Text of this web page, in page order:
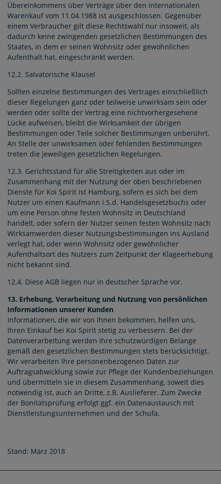
Übereinkommens über Verträge über den internationalen
Warenkauf vom 11.04.1988 ist ausgeschlossen. Gegenüber
einem Verbraucher gilt diese Rechtswahl nur insoweit, als
dadurch keine zwingenden gesetzlichen Bestimmungen des
Staates, in dem er seinen Wohnsitz oder gewöhnlichen
Aufenthalt hat, eingeschränkt werden.
12.2. Salvatorische Klausel
Sollten einzelne Bestimmungen des Vertrages einschließlich
dieser Regelungen ganz oder teilweise unwirksam sein oder
werden oder sollte der Vertrag eine nichtvorhergesehene
Lücke aufweisen, bleibt die Wirksamkeit der übrigen
Bestimmungen oder Teile solcher Bestimmungen unberührt.
An Stelle der unwirksamen oder fehlenden Bestimmungen
treten die jeweiligen gesetzlichen Regelungen.
12.3. Gerichtsstand für alle Streitigkeiten aus oder im
Zusammenhang mit der Nutzung der oben beschriebenen
Dienste für Koi Spirit ist Hamburg, sofern es sich bei dem
Nutzer um einen Kaufmann i.S.d. Handelsgesetzbuchs oder
um eine Person ohne festen Wohnsitz in Deutschland
handelt, oder sofern der Nutzer seinen festen Wohnsitz nach
Wirksamwerden dieser Nutzungsbestimmungen ins Ausland
verlegt hat, oder wenn Wohnsitz oder gewöhnlicher
Aufenthaltsort des Nutzers zum Zeitpunkt der Klageerhebung
nicht bekannt sind.
12.4. Diese AGB liegen nur in deutscher Sprache vor.
13. Erhebung, Verarbeitung und Nutzung von persönlichen
Informationen unserer Kunden
Informationen, die wir von Ihnen bekommen, helfen uns,
Ihren Einkauf bei Koi Spirit stetig zu verbessern. Bei der
Datenverarbeitung werden Ihre schutzwürdigen Belange
gemäß den gesetzlichen Bestimmungen stets berücksichtigt.
Wir verarbeiten Ihre personenbezogenen Daten zur
Auftragsabwicklung sowie zur Pflege der Kundenbeziehungen
und übermitteln sie in diesem Zusammenhang, soweit dies
notwendig ist, auch an Dritte, z.B. Auslieferer. Zum Zwecke
der Bonitätsprüfung erfolgt ggf. ein Datenaustausch mit
Dienstleistungsunternehmen und der Schufa.
Stand: März 2018